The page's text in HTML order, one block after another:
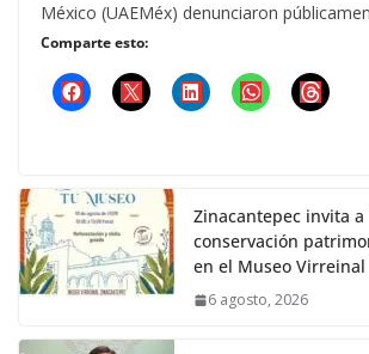
México (UAEMéx) denunciaron
Comparte esto:
Zinacantepec invita
conservación
en el Museo Virreinal
6 agosto, 2026